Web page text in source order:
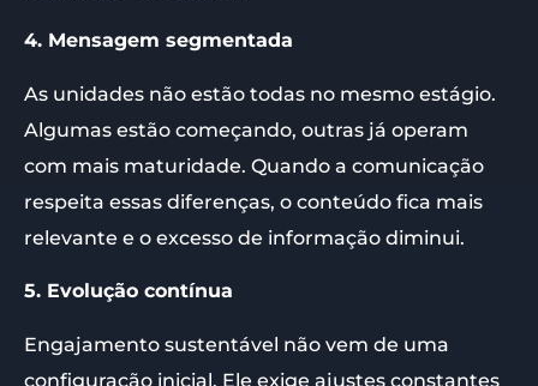
4. Mensagem segmentada
As unidades não estão todas no mesmo estágio.
Algumas estão começando, outras já operam
com mais maturidade. Quando a comunicação
respeita essas diferenças, o conteúdo fica mais
relevante e o excesso de informação diminui.
5. Evolução contínua
Engajamento sustentável não vem de uma
configuração inicial. Ele exige ajustes constantes